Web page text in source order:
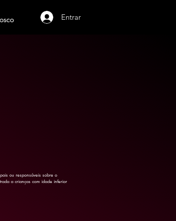
Entrar
ou responsáveis sobre o
a crianças com idade inferior